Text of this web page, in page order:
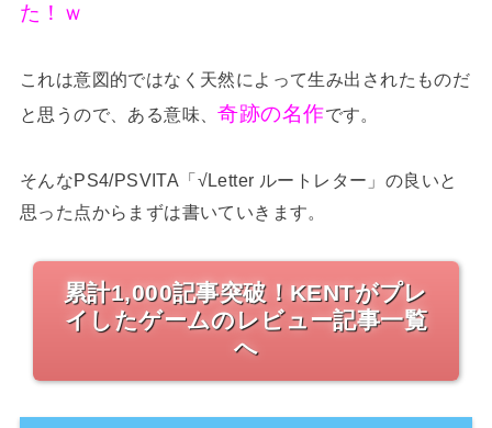
た！ｗ
これは意図的ではなく天然によって生み出されたものだ
と思うので、ある意味、奇跡の名作です。
そんなPS4/PSVITA「√Letter ルートレター」の良いと
思った点からまずは書いていきます。
累計1,000記事突破！KENTがプレ
イしたゲームのレビュー記事一覧
へ